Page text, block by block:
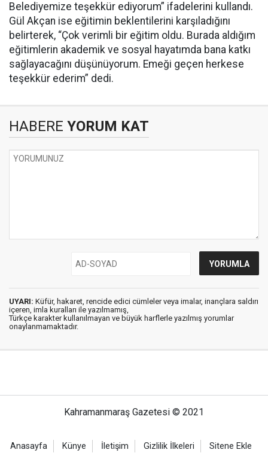
Belediyemize teşekkür ediyorum” ifadelerini kullandı.
Gül Akçan ise eğitimin beklentilerini karşıladığını
belirterek, “Çok verimli bir eğitim oldu. Burada aldığım
eğitimlerin akademik ve sosyal hayatımda bana katkı
sağlayacağını düşünüyorum. Emeği geçen herkese
teşekkür ederim” dedi.
HABERE YORUM KAT
UYARI: Küfür, hakaret, rencide edici cümleler veya imalar, inançlara saldırı
içeren, imla kuralları ile yazılmamış,
Türkçe karakter kullanılmayan ve büyük harflerle yazılmış yorumlar
onaylanmamaktadır.
Kahramanmaraş Gazetesi © 2021
Anasayfa Künye İletişim Gizlilik İlkeleri Sitene Ekle